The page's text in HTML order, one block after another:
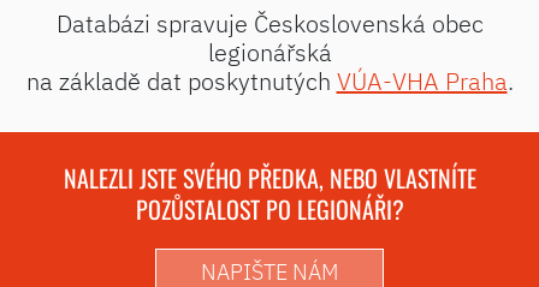
Databázi spravuje Československá obec
legionářská
na základě dat poskytnutých VÚA-VHA Praha.
NALEZLI JSTE SVÉHO PŘEDKA, NEBO VLASTNÍTE
POZŮSTALOST PO LEGIONÁŘI?
NAPIŠTE NÁM